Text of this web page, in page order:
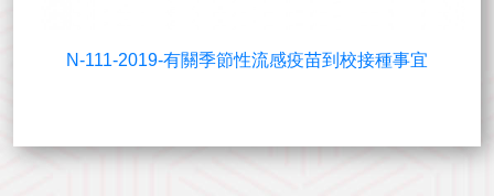
N-111-2019-有關季節性流感疫苗到校接種事宜